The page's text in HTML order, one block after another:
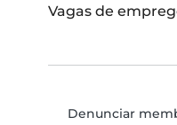
Vagas de
Denunciar